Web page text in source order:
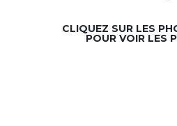
CLIQUEZ SUR LES
POUR VOIR LES